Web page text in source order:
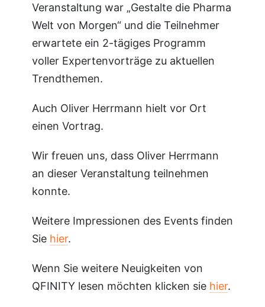
Veranstaltung war „Gestalte die Pharma
Welt von Morgen“ und die Teilnehmer
erwartete ein 2-tägiges Programm
voller Expertenvorträge zu aktuellen
Trendthemen.
Auch Oliver Herrmann hielt vor Ort
einen Vortrag.
Wir freuen uns, dass Oliver Herrmann
an dieser Veranstaltung teilnehmen
konnte.
Weitere Impressionen des Events finden
Sie hier.
Wenn Sie weitere Neuigkeiten von
QFINITY lesen möchten klicken sie hier.